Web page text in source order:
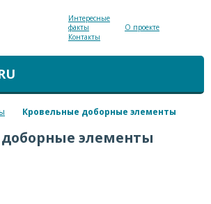
Интересные
факты
О проекте
Контакты
Кровельные доборные элементы
элементы